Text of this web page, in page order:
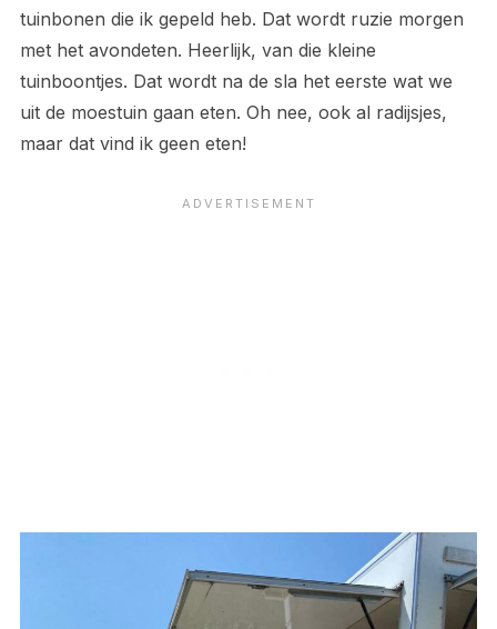
tuinbonen die ik gepeld heb. Dat wordt ruzie morgen
met het avondeten. Heerlijk, van die kleine
tuinboontjes. Dat wordt na de sla het eerste wat we
uit de moestuin gaan eten. Oh nee, ook al radijsjes,
maar dat vind ik geen eten!